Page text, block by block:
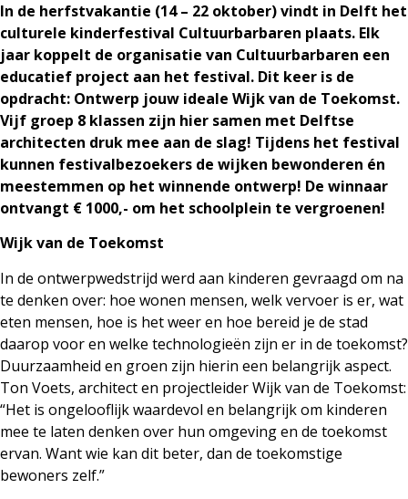
In de herfstvakantie (14 – 22 oktober) vindt in Delft het
culturele kinderfestival Cultuurbarbaren plaats. Elk
jaar koppelt de organisatie van Cultuurbarbaren een
educatief project aan het festival. Dit keer is de
opdracht: Ontwerp jouw ideale Wijk van de Toekomst.
Vijf groep 8 klassen zijn hier samen met Delftse
architecten druk mee aan de slag! Tijdens het festival
kunnen festivalbezoekers de wijken bewonderen én
meestemmen op het winnende ontwerp! De winnaar
ontvangt € 1000,- om het schoolplein te vergroenen!
Wijk van de Toekomst
In de ontwerpwedstrijd werd aan kinderen gevraagd om na
te denken over: hoe wonen mensen, welk vervoer is er, wat
eten mensen, hoe is het weer en hoe bereid je de stad
daarop voor en welke technologieën zijn er in de toekomst?
Duurzaamheid en groen zijn hierin een belangrijk aspect.
Ton Voets, architect en projectleider Wijk van de Toekomst:
“Het is ongelooflijk waardevol en belangrijk om kinderen
mee te laten denken over hun omgeving en de toekomst
ervan. Want wie kan dit beter, dan de toekomstige
bewoners zelf.”